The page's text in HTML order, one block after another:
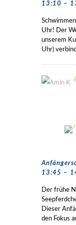
13:10 –
Uhr! Der
unserem
Uhr)
13:45 –
Der frühe
Dieser
den Fokus